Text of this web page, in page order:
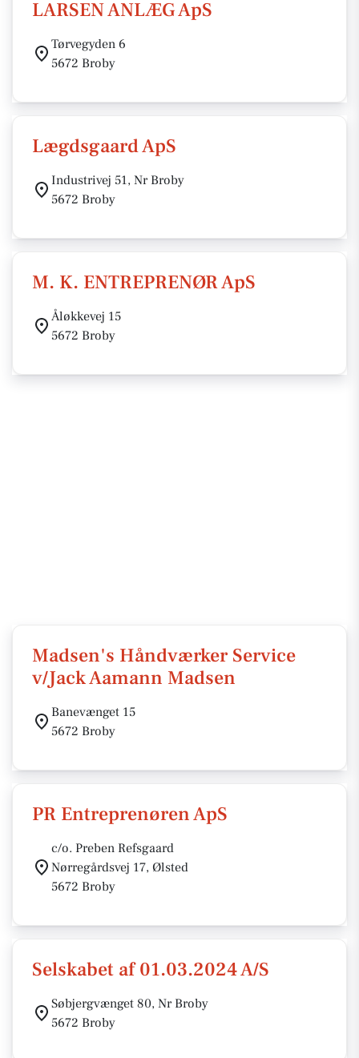
LARSEN ANLÆG ApS
Tørvegyden 6
5672 Broby
Lægdsgaard ApS
Industrivej 51, Nr Broby
5672 Broby
M. K. ENTREPRENØR ApS
Åløkkevej 15
5672 Broby
Madsen's Håndværker Service
v/Jack Aamann Madsen
Banevænget 15
5672 Broby
PR Entreprenøren ApS
c/o. Preben Refsgaard
Nørregårdsvej 17, Ølsted
5672 Broby
Selskabet af 01.03.2024 A/S
Søbjergvænget 80, Nr Broby
5672 Broby